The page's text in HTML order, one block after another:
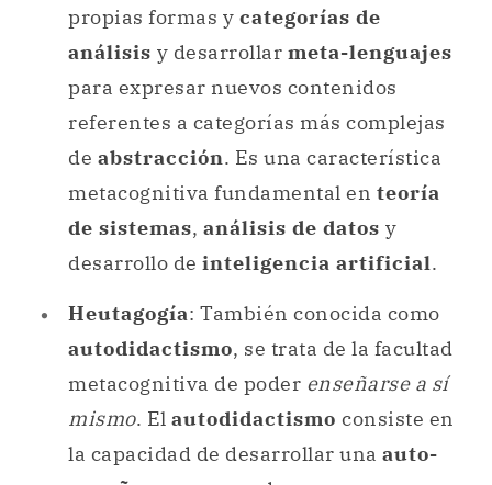
propias formas y categorías de
análisis y desarrollar meta-lenguajes
para expresar nuevos contenidos
referentes a categorías más complejas
de abstracción. Es una característica
metacognitiva fundamental en teoría
de sistemas, análisis de datos y
desarrollo de inteligencia artificial.
Heutagogía: También conocida como
autodidactismo, se trata de la facultad
metacognitiva de poder enseñarse a sí
mismo. El autodidactismo consiste en
la capacidad de desarrollar una auto-